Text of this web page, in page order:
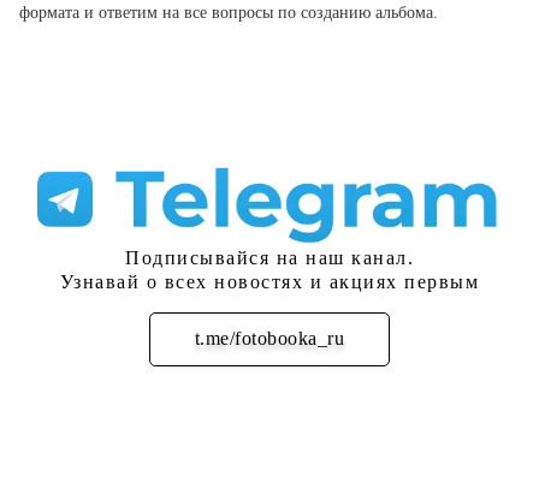
формата и ответим на все вопросы по созданию альбома.
Подписывайся на наш канал.
Узнавай о всех новостях и акциях первым
t.me/fotobooka_ru
Подписаться